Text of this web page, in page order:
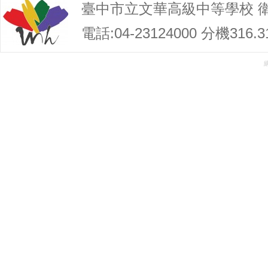
臺中市立文華高級中等學校
電話:04-23124000 分機